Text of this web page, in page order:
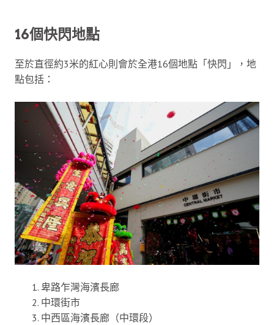
16個快閃地點
至於直徑約3米的紅心則會於全港16個地點「快閃」，地
點包括：
卑路乍灣海濱長廊
中環街市
中西區海濱長廊（中環段）